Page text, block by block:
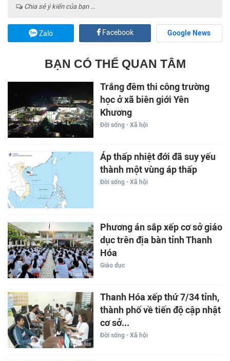
Chia sẻ ý kiến của bạn ...
Zalo Facebook Google News
BẠN CÓ THỂ QUAN TÂM
Trắng đêm thi công trường
học ở xã biên giới Yên
Khương
Đời sống - Xã hội
Áp thấp nhiệt đới đã suy yếu
thành một vùng áp thấp
Đời sống - Xã hội
Phương án sắp xếp cơ sở giáo
dục trên địa bàn tỉnh Thanh
Hóa
Giáo dục
Thanh Hóa xếp thứ 7/34 tỉnh,
thành phố về tiến độ cập nhật
cơ sở...
Đời sống - Xã hội